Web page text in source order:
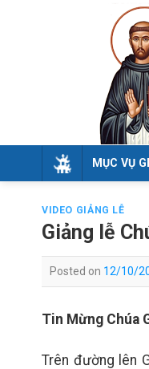
MỤC VỤ
VIDEO GIẢNG LỄ
Giảng lễ
Posted on 12/10/
Tin Mừng Chúa
Trên đường lên